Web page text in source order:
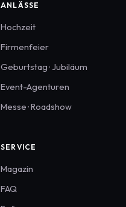
ANLÄSSE
Hochzeit
Firmenfeier
Geburtstag · Jubiläum
Event-Agenturen
Messe · Roadshow
SERVICE
Magazin
FAQ